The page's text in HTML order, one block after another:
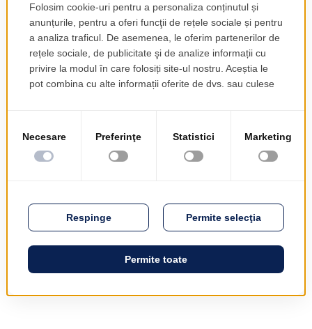
Asigurări
automatizate și raportare personalizată, facilitând
gestionarea eficientă a polițelor, clienților și
daunelor, într-un sistem unitar și sigur.